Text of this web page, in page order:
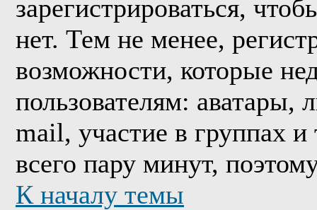
зарегистрироваться,
нет. Тем не менее,
возможности, которые
пользователям: аватары,
mail, участие в группах и
всего пару минут,
К началу темы